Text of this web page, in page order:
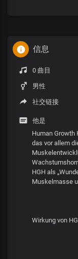
信息
0 曲目
男性
社交链接
他是
Human Growth
das vor allem
HGH als
Muskelmasse
Wirkung von